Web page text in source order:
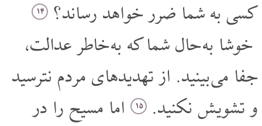
کسی به شما ضرر خواهد رساند؟
۱۴
خوشا به حال شما که به خاطر عدالت،
جفا می بینید. از تهدیدهای مردم نترسید
و تشویش نکنید.
۱۵ اما مسیح را در